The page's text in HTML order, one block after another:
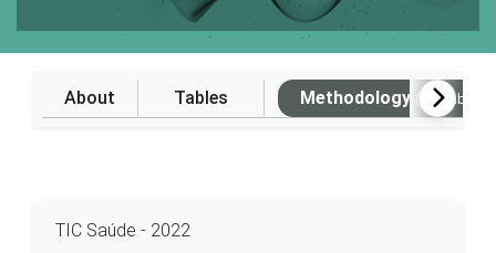
About Tables Methodology (Available
TIC Saúde - 2022